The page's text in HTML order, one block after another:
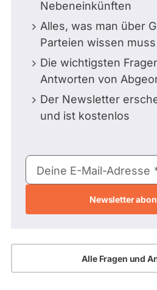
Nebeneinkünften
Alles, was man über
Parteien wissen muss
Die wichtigsten
Antworten von
Der Newsletter
und ist kostenlos
E-
Mail-
Deine E-Mail-Adresse
Alle Fragen und